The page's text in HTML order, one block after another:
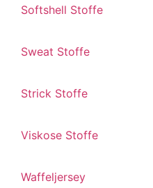
Softshell Stoffe
Sweat Stoffe
Strick Stoffe
Viskose Stoffe
Waffeljersey